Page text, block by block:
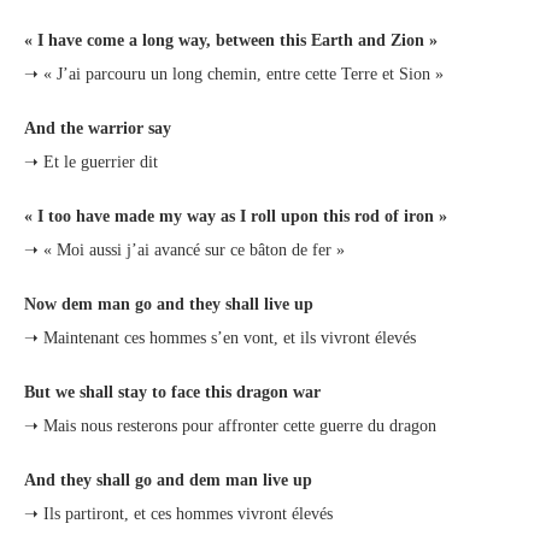
« I have come a long way, between this Earth and Zion »
➝ « J’ai parcouru un long chemin, entre cette Terre et Sion »
And the warrior say
➝ Et le guerrier dit
« I too have made my way as I roll upon this rod of iron »
➝ « Moi aussi j’ai avancé sur ce bâton de fer »
Now dem man go and they shall live up
➝ Maintenant ces hommes s’en vont, et ils vivront élevés
But we shall stay to face this dragon war
➝ Mais nous resterons pour affronter cette guerre du dragon
And they shall go and dem man live up
➝ Ils partiront, et ces hommes vivront élevés